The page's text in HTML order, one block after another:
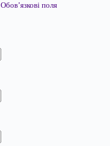
Обов’язкові поля